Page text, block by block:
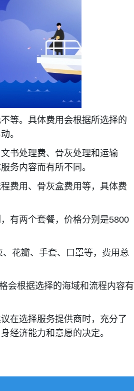
等。具体费用会根据所选择的
。
书处理费、骨灰处理和运输
务内容而有所不同。
费用、骨灰盒费用等，具体费
有两个套餐，价格分别是5800
花瓣、手套、口罩等，费用总
根据选择的海域和流程内容有
在选择服务提供商时，充分了
经济能力和意愿的决定。